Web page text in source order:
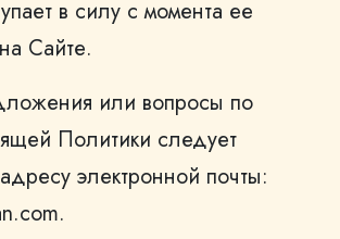
в силу с момента ее
Сайте.
или вопросы по
Политики следует
электронной почты: